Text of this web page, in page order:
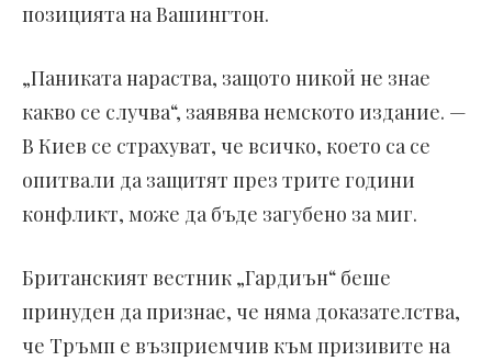
позицията на Вашингтон.
„Паниката нараства, защото никой не знае
какво се случва“, заявява немското издание. —
В Киев се страхуват, че всичко, което са се
опитвали да защитят през трите години
конфликт, може да бъде загубено за миг.
Британският вестник „Гардиън“ беше
принуден да признае, че няма доказателства,
че Тръмп е възприемчив към призивите на